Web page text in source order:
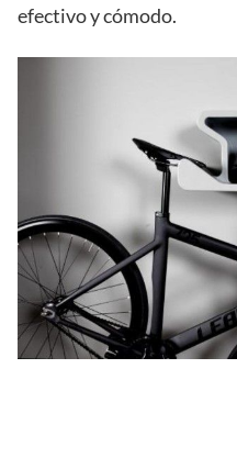
efectivo y cómodo.